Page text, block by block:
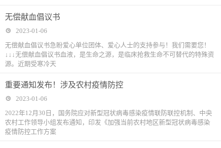
无偿献血倡议书
2023-01-06
无偿献血倡议书急盼爱心单位团体、爱心人士的支持参与！我们需要您！
↓↓↓无偿献血倡议书血液，是生命之源，是临床抢救生命不可替代的特殊资
源。近期受寒冷天
重要通知发布！涉及农村疫情防控
2023-01-06
2022年12月30日，国务院应对新型冠状病毒感染疫情联防联控机制、中央
农村工作领导小组发布通知，印发《加强当前农村地区新型冠状病毒感染
疫情防控工作方案